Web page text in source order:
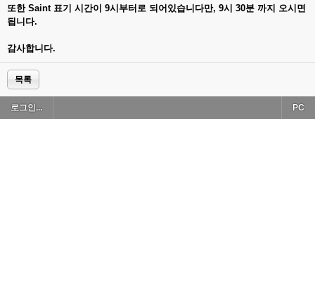
또한 Saint 표기 시간이 9시부터로 되어있습니다만, 9시 30분 까지 오시면
됩니다.
감사합니다.
목록
로그인... PC